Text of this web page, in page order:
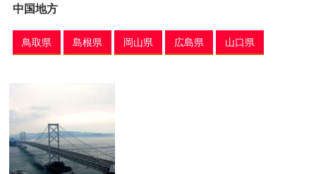
中国地方
鳥取県 島根県 岡山県 広島県 山口県